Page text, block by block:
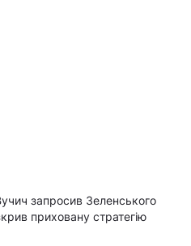
запросив Зеленського
приховану стратегію